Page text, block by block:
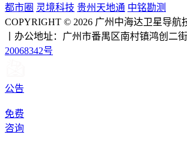
都市圈 灵境科技 贵州天地通 中铭勘测
COPYRIGHT © 2026 广州中海达卫星导航
丨办公地址：广州市番禺区南村镇鸿创二
20068342号
公告
免费
咨询